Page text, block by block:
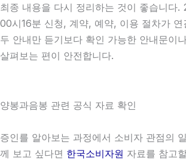
최종 내용을 다시 정리하는 것이 좋습니다
00시16분 신청, 계약, 예약, 이용 절차가 연
두 안내만 듣기보다 확인 가능한 안내문이
살펴보는 편이 안전합니다.
양봉과음봉 관련 공식 자료 확인
증인를 알아보는 과정에서 소비자 관점의
께 보고 싶다면 한국소비자원 자료를 참고